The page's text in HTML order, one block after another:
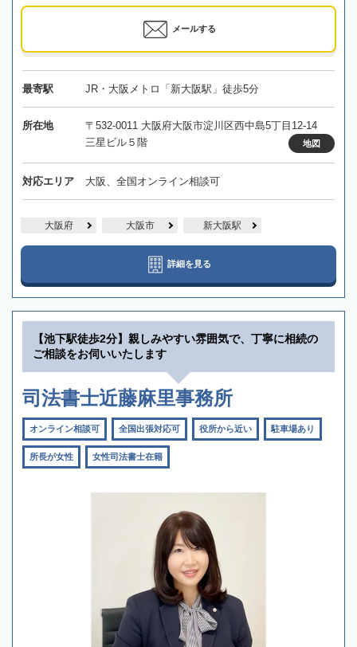
メールする
最寄駅 JR・大阪メトロ「新大阪駅」徒歩5分
所在地
〒532-0011 大阪府大阪市淀川区西中島5丁目12-14
三星ビル５階
地図
対応エリア 大阪、全国オンライン相談可
大阪府 大阪市 新大阪駅
詳細を見る
【池下駅徒歩2分】親しみやすい雰囲気で、丁寧に相続の
ご相談をお伺いいたします
司法書士近藤麻里事務所
オンライン相談可 全国出張対応可 役所から近い 駐車場あり
所長が女性 女性司法書士在籍